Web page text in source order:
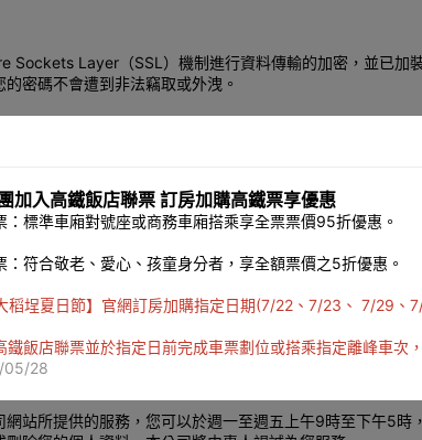
Sockets Layer（SSL）機制進行資料傳輸的加密，並已加
的密碼不會遭到非法竊取或外洩。
被安全地保存在本公司的資料庫系統或管制區域中。同時，
資料。
資料，本公司將依法定保存期限為妥當之保護，避免遺失或
規規範之實體、電子、流程安全標準來處理您的個人資料
所取得之個人資料予以保密、保護，並符合一切法規規範。
人權利行使方式與申訴管道
網站所提供的服務，您可以於週一至週五上午9時至下午5
加入高鐵飯店聯票 訂房加購高鐵票享優惠
：標準車廂對號座或商務車廂搭乘享全票票價95折優惠。
：符合敬老、愛心、孩童身分者，享全額票價之5折優惠。
稻埕夏日節】官網訂房加購指定日期(7/22、7/23、 7/29
鐵飯店聯票並於指定日前完成車票劃位或搭乘指定離峰車次
05/28